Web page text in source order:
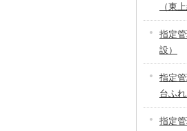
（東
指定
設）
指定
台ふれ
指定